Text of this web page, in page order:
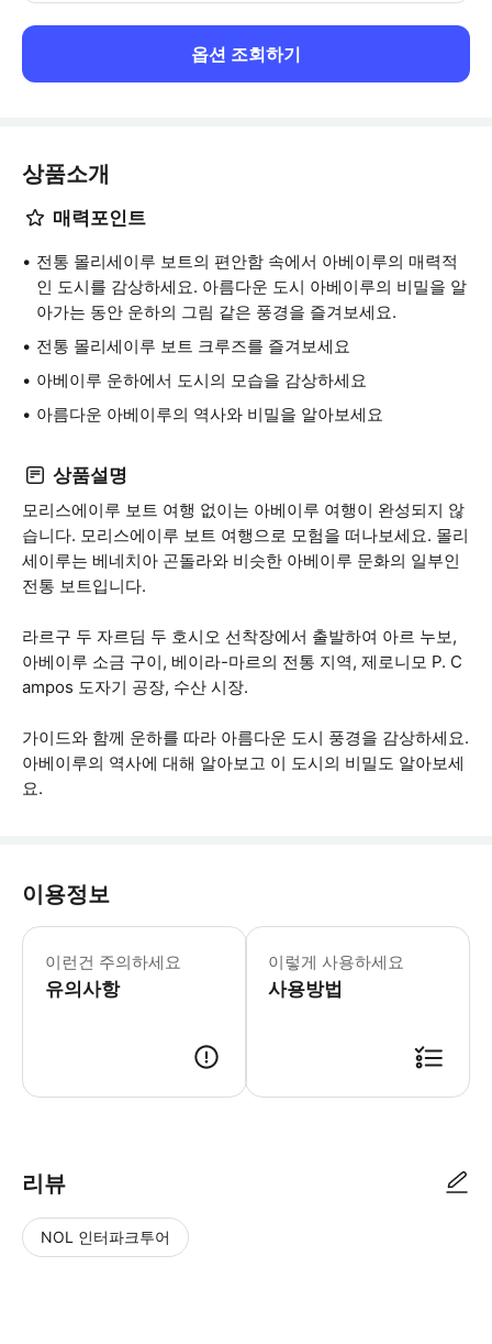
옵션 조회하기
상품소개
매력포인트
전통 몰리세이루 보트의 편안함 속에서 아베이루의 매력적
인 도시를 감상하세요. 아름다운 도시 아베이루의 비밀을 알
아가는 동안 운하의 그림 같은 풍경을 즐겨보세요.
전통 몰리세이루 보트 크루즈를 즐겨보세요
아베이루 운하에서 도시의 모습을 감상하세요
아름다운 아베이루의 역사와 비밀을 알아보세요
상품설명
모리스에이루 보트 여행 없이는 아베이루 여행이 완성되지 않
습니다. 모리스에이루 보트 여행으로 모험을 떠나보세요. 몰리
세이루는 베네치아 곤돌라와 비슷한 아베이루 문화의 일부인
전통 보트입니다.
라르구 두 자르딤 두 호시오 선착장에서 출발하여 아르 누보,
아베이루 소금 구이, 베이라-마르의 전통 지역, 제로니모 P. C
ampos 도자기 공장, 수산 시장.
가이드와 함께 운하를 따라 아름다운 도시 풍경을 감상하세요.
아베이루의 역사에 대해 알아보고 이 도시의 비밀도 알아보세
요.
이용정보
이런건 주의하세요
유의사항
거동이 불편한 분은 반드시 동반자와
이렇게 사용하세요
사용방법
리뷰
NOL 인터파크투어